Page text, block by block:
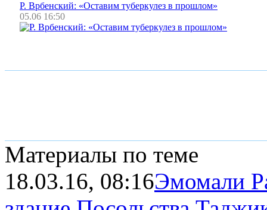
Р. Врбенский: «Оставим туберкулез в прошлом»
05.06 16:50
Материалы по теме
18.03.16, 08:16Эмомали